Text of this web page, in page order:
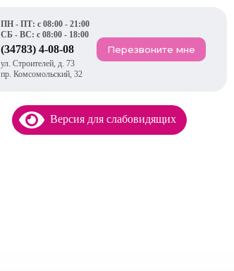
ПН - ПТ: с 08:00 - 21:00
СБ - ВС: с 08:00 - 18:00
(34783) 4-08-08
ул. Строителей, д. 73
пр. Комсомольский, 32
Перезвоните мне
Версия для слабовидящих